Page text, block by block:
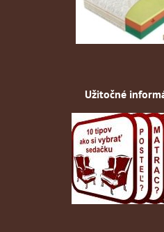
Užitočné